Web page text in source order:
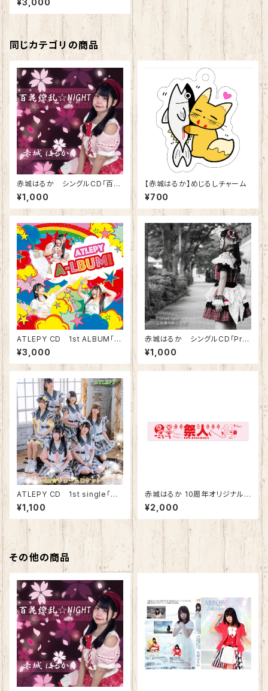
¥3,000
同じカテゴリの商品
赤城はるか シングルCD「百花
繚乱☆NIGHT」
¥1,000
【赤城はるか】めじるしチャーム
¥700
ATLEPY CD 1st ALBUM「A
-LBUM」
¥3,000
赤城はるか シングルCD「Pro
mised Land/この道の向こう
で」
¥1,000
ATLEPY CD 1st single「全
開☆ドリームロケット」
¥1,100
赤城はるか 10周年オリジナルマ
フラータオル
¥2,000
その他の商品